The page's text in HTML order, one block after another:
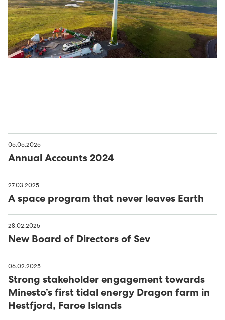
05.05.2025
Annual Accounts 2024
27.03.2025
A space program that never leaves Earth
28.02.2025
New Board of Directors of Sev
06.02.2025
Strong stakeholder engagement towards
Minesto’s first tidal energy Dragon farm in
Hestfjord, Faroe Islands